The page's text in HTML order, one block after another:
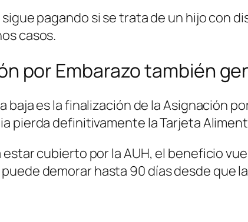
pagando si se trata de un hijo con
casos.
por Embarazo también
baja es la finalización de la Asignación
pierda definitivamente la Tarjeta
estar cubierto por la AUH, el beneficio
demorar hasta 90 días desde que